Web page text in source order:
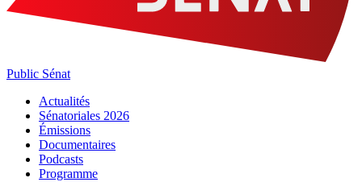
Public Sénat
Actualités
Sénatoriales 2026
Émissions
Documentaires
Podcasts
Programme